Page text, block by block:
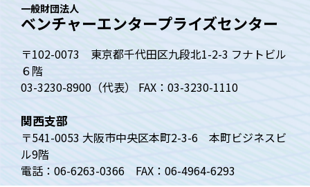
一般財団法人
ベンチャーエンタープライズセンター
〒102-0073 東京都千代田区九段北1-2-3 フナトビル
６階
03-3230-8900（代表） FAX：03-3230-1110
関西支部
〒541-0053 大阪市中央区本町2-3-6 本町ビジネスビ
ル9階
電話：06-6263-0366 FAX：06-4964-6293